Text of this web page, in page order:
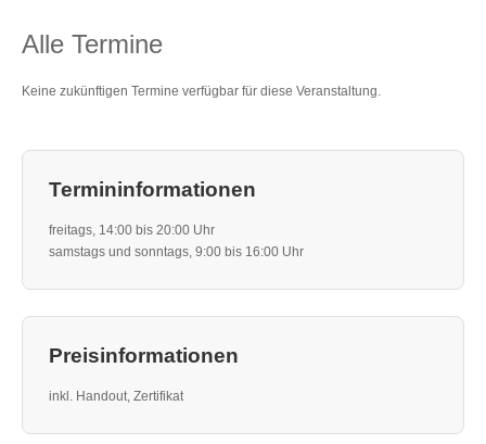
Alle Termine
Keine zukünftigen Termine verfügbar für diese Veranstaltung.
Termininformationen
freitags, 14:00 bis 20:00 Uhr
samstags und sonntags, 9:00 bis 16:00 Uhr
Preisinformationen
inkl. Handout, Zertifikat